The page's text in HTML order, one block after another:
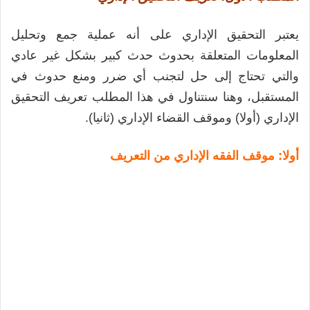
يعتبر التحقيق الإداري على أنه عملية جمع وتحليل
المعلومات المتعلقة بحدوث حدث كبير بشكل غير عادي
والتي تحتاج إلى حل لتجنب أي ضرر ومنع حدوث في
المستقبل، وهنا سنتناول في هذا المطلب تعريف التحقيق
الإداري (أولا) وموقف القضاء الإداري (ثانيا).
أولا: موقف الفقه الإداري من التعريف